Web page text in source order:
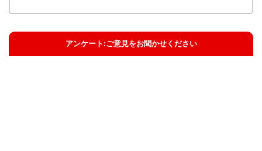
アンケート:ご意見をお聞かせください